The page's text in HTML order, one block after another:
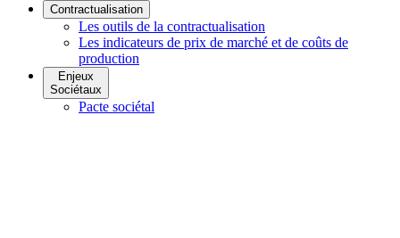
Contractualisation
Les outils de la contractualisation
Les indicateurs de prix de marché et de coûts de
production
Enjeux
Sociétaux
Pacte sociétal